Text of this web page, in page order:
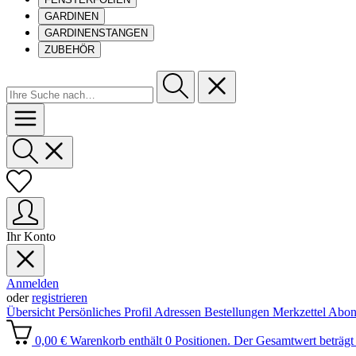
GARDINEN
GARDINENSTANGEN
ZUBEHÖR
Ihr Konto
Anmelden
oderregistrieren
Übersicht Persönliches Profil Adressen Bestellungen Merkzettel
0,00 € Warenkorb enthält 0 Positionen. Der Gesamtwert